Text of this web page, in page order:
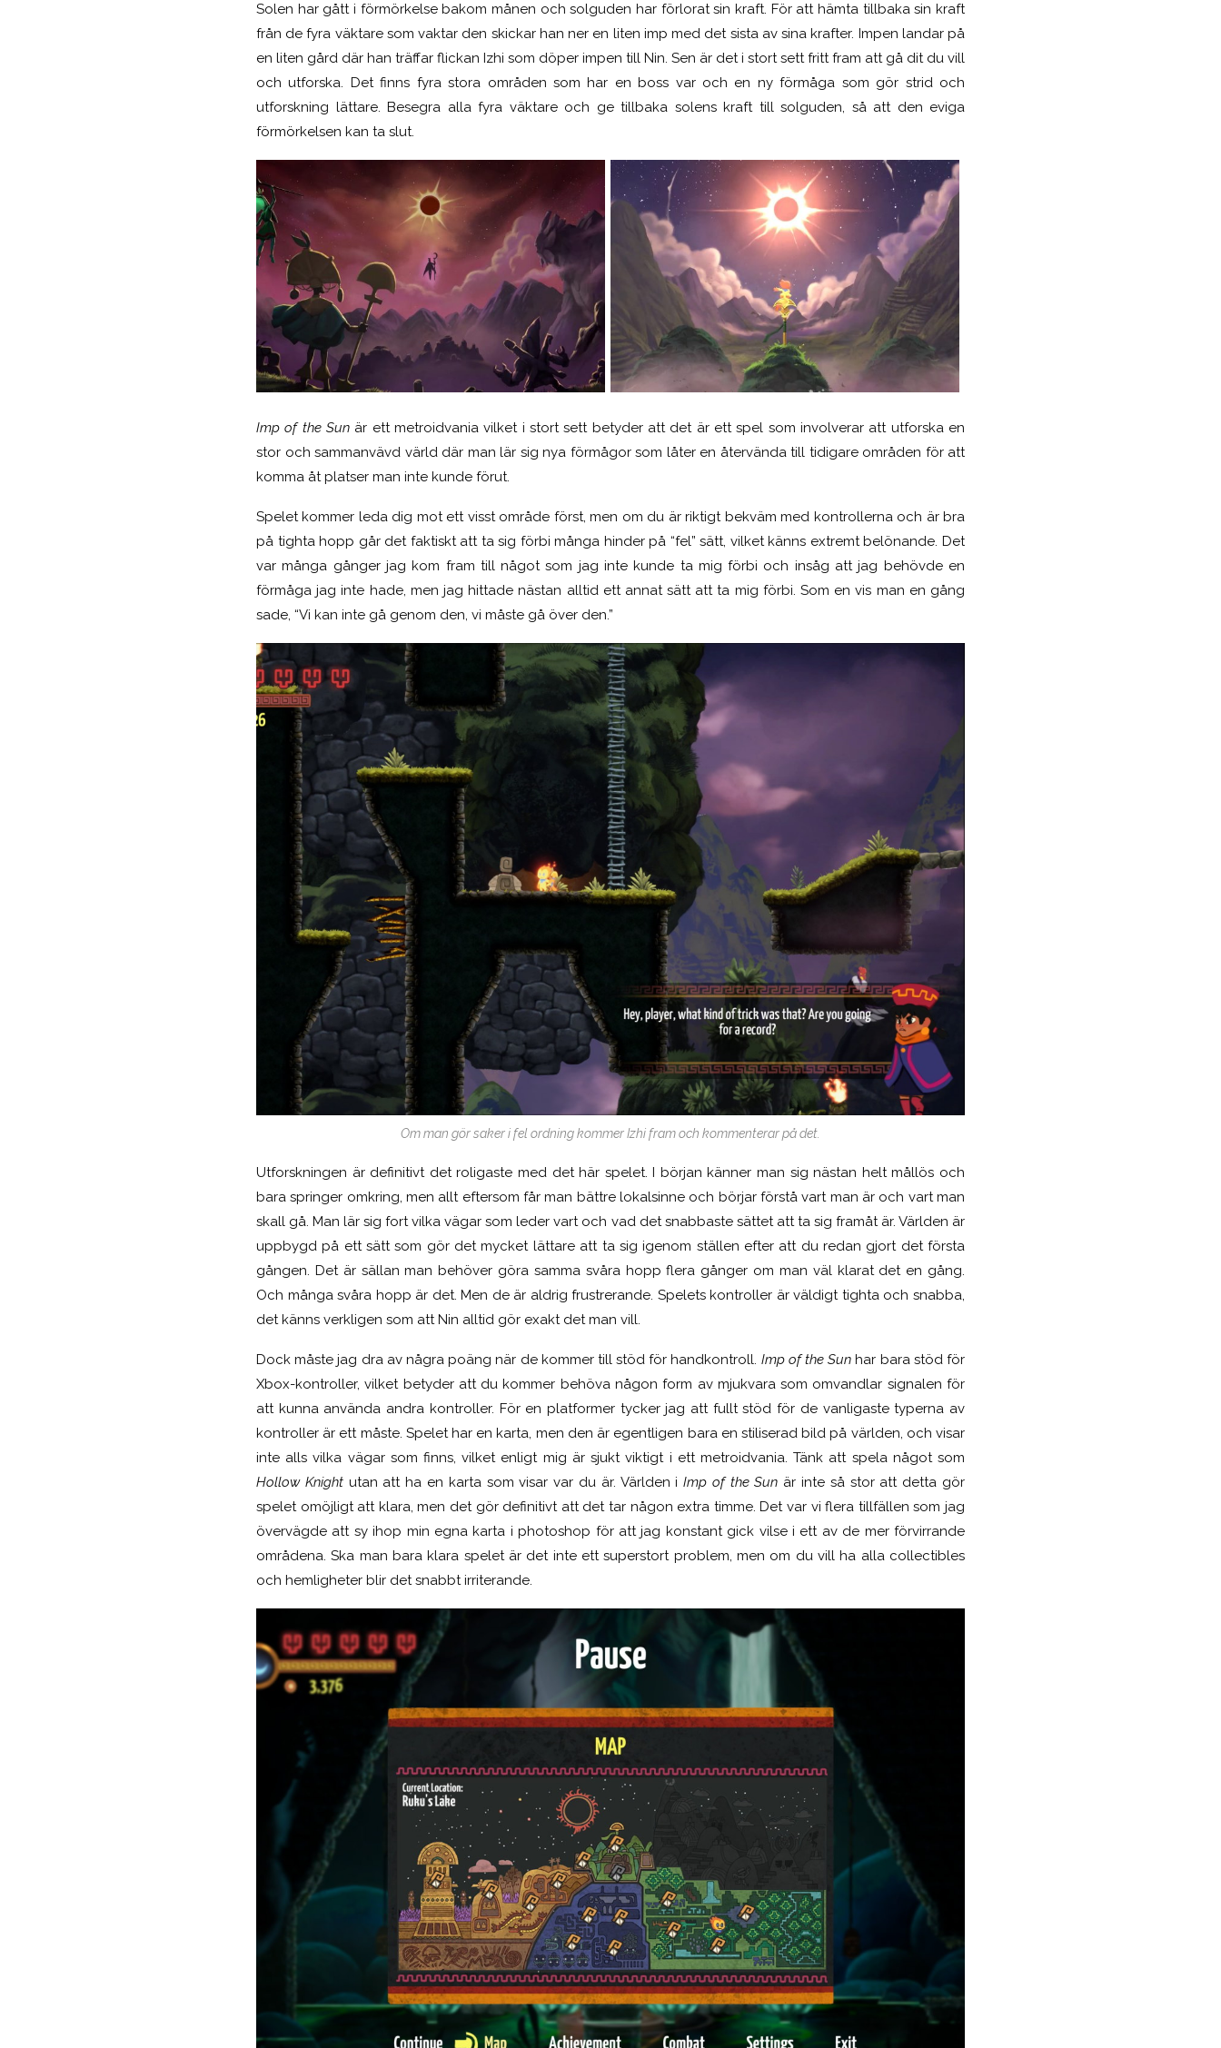
Solen har gått i förmörkelse bakom månen och solguden har förlorat sin kraft. För att hämta tillbaka sin kraft
från de fyra väktare som vaktar den skickar han ner en liten imp med det sista av sina krafter. Impen landar på
en liten gård där han träffar flickan Izhi som döper impen till Nin. Sen är det i stort sett fritt fram att gå dit du vill
och utforska. Det finns fyra stora områden som har en boss var och en ny förmåga som gör strid och
utforskning lättare. Besegra alla fyra väktare och ge tillbaka solens kraft till solguden, så att den eviga
förmörkelsen kan ta slut.
Imp of the Sun är ett metroidvania vilket i stort sett betyder att det är ett spel som involverar att utforska en
stor och sammanvävd värld där man lär sig nya förmågor som låter en återvända till tidigare områden för att
komma åt platser man inte kunde förut.
Spelet kommer leda dig mot ett visst område först, men om du är riktigt bekväm med kontrollerna och är bra
på tighta hopp går det faktiskt att ta sig förbi många hinder på “fel” sätt, vilket känns extremt belönande. Det
var många gånger jag kom fram till något som jag inte kunde ta mig förbi och insåg att jag behövde en
förmåga jag inte hade, men jag hittade nästan alltid ett annat sätt att ta mig förbi.Som en vis man en gång
sade, “Vi kan inte gå genom den, vi måste gå över den.”
Om man gör saker i fel ordning kommer Izhi fram och kommenterar på det.
Utforskningen är definitivt det roligaste med det här spelet. I början känner man sig nästan helt mållös och
bara springer omkring, men allt eftersom får man bättre lokalsinne och börjar förstå vart man är och vart man
skall gå. Man lär sig fort vilka vägar som leder vart och vad det snabbaste sättet att ta sig framåt är. Världen är
uppbygd på ett sätt som gör det mycket lättare att ta sig igenom ställen efter att du redan gjort det första
gången. Det är sällan man behöver göra samma svåra hopp flera gånger om man väl klarat det en gång.
Och många svåra hopp är det. Men de är aldrig frustrerande. Spelets kontroller är väldigt tighta och snabba,
det känns verkligen som att Nin alltid gör exakt det man vill.
Dock måste jag dra av några poäng när de kommer till stöd för handkontroll. Imp of the Sun har bara stöd för
Xbox-kontroller, vilket betyder att du kommer behöva någon form av mjukvara som omvandlar signalen för
att kunna använda andra kontroller. För en platformer tycker jag att fullt stöd för de vanligaste typerna av
kontroller är ett måste. Spelet har en karta, men den är egentligen bara en stiliserad bild på världen, och visar
inte alls vilka vägar som finns, vilket enligt mig är sjukt viktigt i ett metroidvania. Tänk att spela något som
Hollow Knightutan att ha en karta som visar var du är. Världen iImp of the Sun är inte så stor att detta gör
spelet omöjligt att klara, men det gör definitivt att det tar någon extra timme. Det var vi flera tillfällen som jag
övervägde att sy ihop min egna karta i photoshop för att jag konstant gick vilse i ett av de mer förvirrande
områdena. Ska man bara klara spelet är det inte ett superstort problem, men om du vill ha alla collectibles
och hemligheter blir det snabbt irriterande.